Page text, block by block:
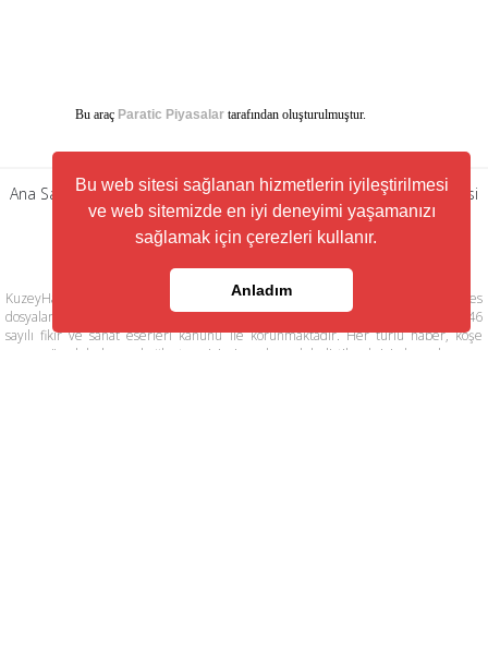
Bu web sitesi sağlanan hizmetlerin iyileştirilmesi
ve web sitemizde en iyi deneyimi yaşamanızı
sağlamak için çerezleri kullanır.
Anladım
Bu araç Paratic Piyasalar tarafından oluşturulmuştur.
Ana Sayfa|Künye |Gizlilik Politikası |Kullanım Şartları|RSS Servisi
|Arşiv| İletişim
KuzeyHaber.com sitesinde yer alan tüm yazılar, materyaller, resimler, ses
dosyaları, animasyonlar, videolar, tasarım ve düzenlemelerin telif hakları 5846
sayılı fikir ve sanat eserleri kanunu ile korunmaktadır. Her türlü haber, köşe
yazısı, görsel, belge ve bağlantının izinsiz ve kaynak belirtilmeksizin kopyalanması